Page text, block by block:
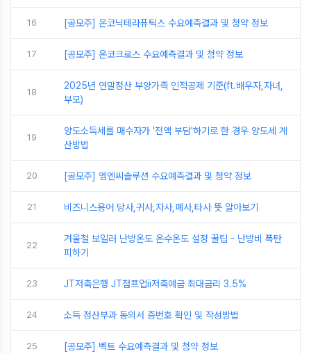
16 [공모주] 온코닉테라퓨틱스 수요예측결과 및 청약 정보
17 [공모주] 온코크로스 수요예측결과 및 청약 정보
18
2025년 연말정산 부양가족 인적공제 기준(ft.배우자,자녀,
부모)
19
양도소득세를 매수자가 '전액 부담'하기로 한 경우 양도세 계
산방법
20 [공모주] 엠엔씨솔루션 수요예측결과 및 청약 정보
21 비즈니스용어 당사,귀사,자사,폐사,타사 뜻 알아보기
22
겨울철 보일러 난방온도 온수온도 설정 꿀팁 - 난방비 폭탄
피하기
23 JT저축은행 JT점프업ii저축예금 최대금리 3.5%
24 소득 정산부과 동의서 증번호 확인 및 작성방법
25 [공모주] 벡트 수요예측결과 및 청약 정보